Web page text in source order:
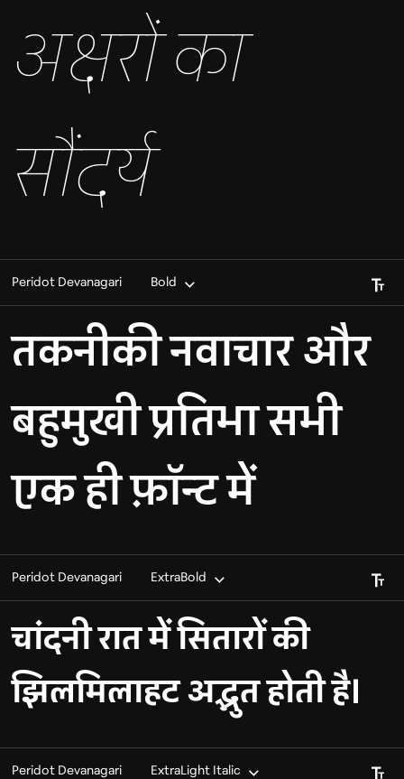
अक्षरों का
सौंदर्य
Peridot Devanagari Bold Font
तकनीकी नवाचार और
बहुमुखी प्रतिभा सभी
एक ही फ़ॉन्ट में
Peridot Devanagari ExtraBold Font
चांदनी रात में सितारों की
झिलमिलाहट अद्भुत होती है।
Peridot Devanagari ExtraLight Italic Font